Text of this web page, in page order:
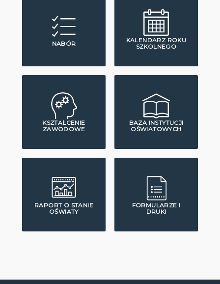
NABÓR
KALENDARZ ROKU
SZKOLNEGO
KSZTAŁCENIE
ZAWODOWE
BAZA INSTYTUCJI
OŚWIATOWYCH
RAPORT O STANIE
OŚWIATY
FORMULARZE I
DRUKI